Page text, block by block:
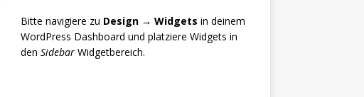
Bitte navigiere zu Design → Widgets in deinem
WordPress Dashboard und platziere Widgets in
den SidebarWidgetbereich.